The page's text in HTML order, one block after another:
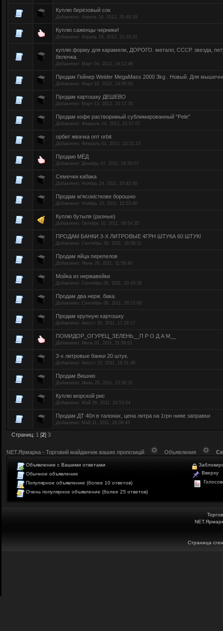
Куплю берёзовый сок
Добавлено: Апрель 16, 2012, 20:48:18
Куплю саженцы черники!
Добавлено: Апрель 16, 2012, 21:33:31
куплю форму для карамели, ДОРОГО. металл, СССР. звезда,
белочка.
Добавлено: Март 04, 2012, 19:12:48
Продам Гейнер Weider MegaMass 2000 3kg . Новый. Для
Добавлено: Март 18, 2012, 14:55:00
Продам картошку ДЕШЕВО
Добавлено: Март 13, 2012, 15:17:30
Продам кофе растворимый сублимированный "Pele"
Добавлено: Февраль 14, 2012, 21:57:07
орбит жвачка опт orbit
Добавлено: Февраль 01, 2012, 23:21:23
Продаю МЁД
Добавлено: Декабрь 07, 2011, 16:50:07
Семечки кабака
Добавлено: Ноябрь 24, 2011, 20:42:00
Продам м'ясокісткове борошно
Добавлено: Ноябрь 15, 2011, 15:53:40
Куплю бутыля (разные)
Добавлено: Октябрь 10, 2011, 06:54:35
ПРОДАМ БАНКИ 3-Х ЛИТРОВЫЕ 4ГРН ШТУКА 60 ШТУК!
Добавлено: Сентябрь 30, 2011, 16:08:11
Продам яйца перепелов
Добавлено: Июль 20, 2011, 11:58:40
Мойка из нержавейки
Добавлено: Сентябрь 06, 2011, 20:43:38
Продам два нерж. бака.
Добавлено: Сентябрь 06, 2011, 20:22:00
Продам крупную картошку
Добавлено: Август 30, 2011, 17:26:17
ПОМИДОР_ОГУРЕЦ_ЗЕЛЕНЬ__П Р О Д А М__
Добавлено: Июль 01, 2011, 11:58:01
3-х литровые банки 20 штук.
Добавлено: Август 15, 2011, 16:31:46
Продам Вишню
Добавлено: Июнь 25, 2011, 15:56:31
Куплю морской рис
Добавлено: Май 26, 2011, 10:53:04
Продам ДТ 40л в талонах, цена литра на 1грн ниже заправки
Добавлено: Май 11, 2011, 16:06:43
Страниц: 1 [2] 3
NET.Ярмарка - Торговий майданчик ваших пропозицій Объявления
Объявление с Вашими ответами
Обычное объявление
Популярное объявление (более 10 ответов)
Очень популярное объявление (более 25 ответов)
Вверху
Страница